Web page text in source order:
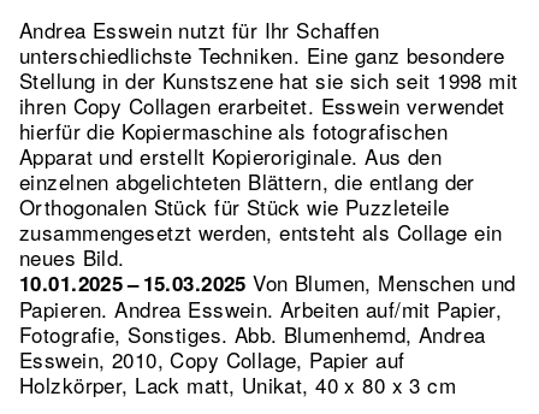
Andrea Esswein nutzt für Ihr Schaffen
unterschiedlichste Techniken. Eine ganz besondere
Stellung in der Kunstszene hat sie sich seit 1998 mit
ihren Copy Collagen erarbeitet. Esswein verwendet
hierfür die Kopiermaschine als fotografischen
Apparat und erstellt Kopieroriginale. Aus den
einzelnen abgelichteten Blättern, die entlang der
Orthogonalen Stück für Stück wie Puzzleteile
zusammengesetzt werden, entsteht als Collage ein
neues Bild.
10.01.2025 – 15.03.2025Von Blumen, Menschen und
Papieren. Andrea Esswein. Arbeiten auf/mit Papier,
Fotografie, Sonstiges. Abb. Blumenhemd, Andrea
Esswein, 2010, Copy Collage, Papier auf
Holzkörper, Lack matt, Unikat, 40 x 80 x 3 cm